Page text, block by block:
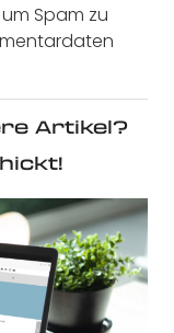
Spam zu
Artikel?